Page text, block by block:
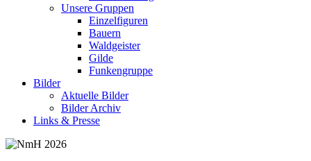
Unsere Gruppen
Einzelfiguren
Bauern
Waldgeister
Gilde
Funkengruppe
Bilder
Aktuelle Bilder
Bilder Archiv
Links & Presse